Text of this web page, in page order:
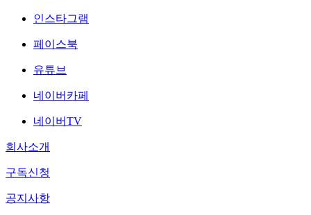
인스타그램
페이스북
유튜브
네이버카페
네이버TV
회사소개
구독신청
공지사항